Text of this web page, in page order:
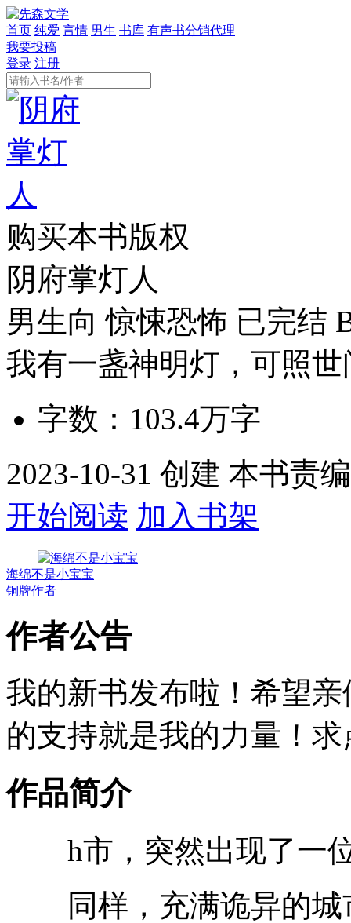
首页 纯爱 言情 男生 书库 有声书分销代理
我要投稿
登录 注册
购买本书版权
阴府掌灯人
男生向 惊悚恐怖 已完结
我有一盏神明灯，可照世
字数： 103.4万字
2023-10-31 创建 本书责
开始阅读 加入书架
海绵不是小宝宝
铜牌作者
作者公告
我的新书发布啦！希望
的支持就是我的力量！
作品简介
h市，突然出现了一位
同样，充满诡异的城